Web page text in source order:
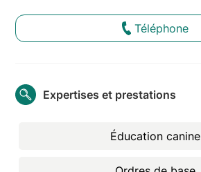
Téléphone
Expertises et prestations
Éducation canine